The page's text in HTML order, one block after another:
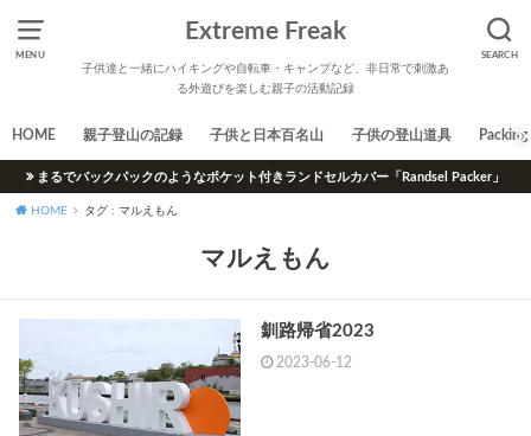
MENU SEARCH
Extreme Freak
子供達と一緒にハイキングや自転車・キャンプなど、非日常で刺激あ
る外遊びを楽しむ親子の活動記録
HOME 親子登山の記録 子供と日本百名山 子供の登山道具 Packing
まるでバックパックのようなポケット付きランドセルカバー「Randsel Packer」
HOME タグ : マルえもん
マルえもん
釧路帰省2023
2023-06-12